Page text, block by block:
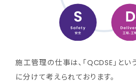
施工管理の仕事は、「QCDSE」とい
に分けて考えられております。